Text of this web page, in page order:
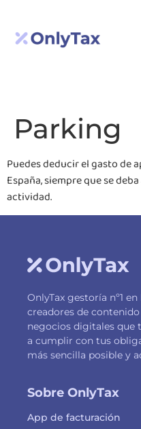
Parking
Puedes deducir el gasto de
España, siempre que se
actividad.
OnlyTax gestoría nº1
creadores de
negocios digitales que
a cumplir con tus
más sencilla posible y
Sobre OnlyTax
App de facturación